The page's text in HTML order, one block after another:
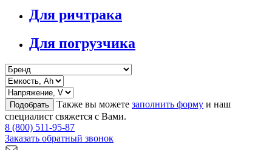
Для ричтрака
Для погрузчика
Подобрать Также вы можете заполнить форму и наш
специалист свяжется с Вами.
8 (800) 511-95-87
Заказать обратный звонок